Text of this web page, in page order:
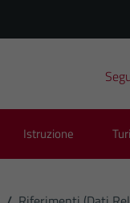
Istruzione